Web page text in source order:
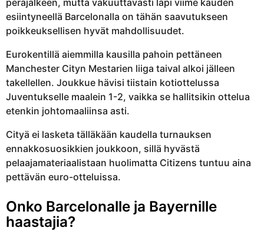
a
g
esiintyneellä Barcelonalla on tähän saavutukseen
poikkeuksellisen hyvät mahdollisuudet.
Eurokentillä aiemmilla kausilla pahoin pettäneen
Manchester Cityn Mestarien liiga taival alkoi jälleen
takellellen. Joukkue hävisi tiistain kotiottelussa
Juventukselle maalein 1-2, vaikka se hallitsikin ottelua
etenkin johtomaaliinsa asti.
Cityä ei lasketa tälläkään kaudella turnauksen
ennakkosuosikkien joukkoon, sillä hyvästä
pelaajamateriaalistaan huolimatta Citizens tuntuu aina
pettävän euro-otteluissa.
Onko Barcelonalle ja Bayernille
haastajia?